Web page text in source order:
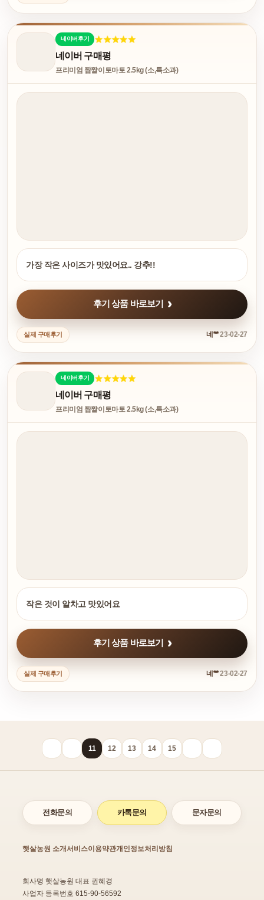
네이버후기
네이버 구매평
프리미엄 짭짤이토마토 2.5kg (소,특소과)
가장 작은 사이즈가 맛있어요.. 강추!!
후기 상품 바로보기
실제 구매후기 네**23-02-27
네이버후기
네이버 구매평
프리미엄 짭짤이토마토 2.5kg (소,특소과)
작은 것이 알차고 맛있어요
후기 상품 바로보기
실제 구매후기 네**23-02-27
11 12 13 14 15
전화문의 카톡문의 문자문의
햇살농원 소개서비스이용약관개인정보처리방침
회사명 햇살농원 대표 권혜경
사업자 등록번호 615-90-56592